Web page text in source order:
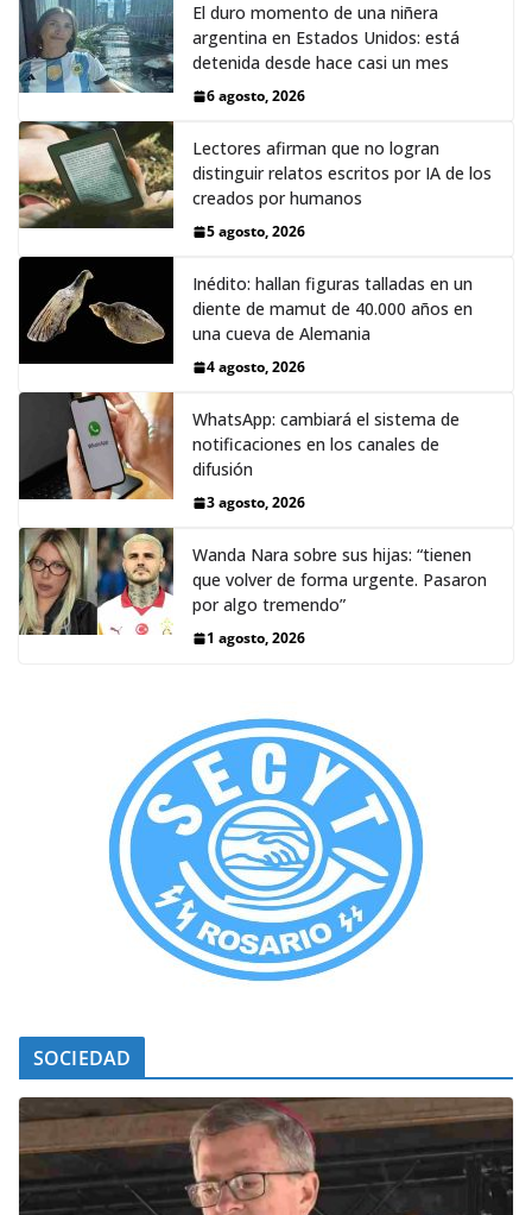
El duro momento de una niñera
argentina en Estados Unidos: está
detenida desde hace casi un mes
6 agosto, 2026
Lectores afirman que no logran
distinguir relatos escritos por IA de los
creados por humanos
5 agosto, 2026
Inédito: hallan figuras talladas en un
diente de mamut de 40.000 años en
una cueva de Alemania
4 agosto, 2026
WhatsApp: cambiará el sistema de
notificaciones en los canales de
difusión
3 agosto, 2026
Wanda Nara sobre sus hijas: “tienen
que volver de forma urgente. Pasaron
por algo tremendo”
1 agosto, 2026
SOCIEDAD